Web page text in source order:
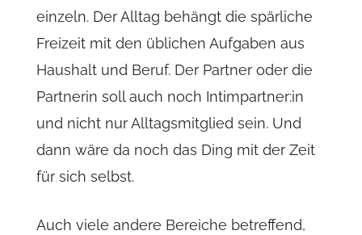
einzeln. Der Alltag behängt die spärliche
Freizeit mit den üblichen Aufgaben aus
Haushalt und Beruf. Der Partner oder die
Partnerin soll auch noch Intimpartner:in
und nicht nur Alltagsmitglied sein. Und
dann wäre da noch das Ding mit der Zeit
für sich selbst.
Auch viele andere Bereiche betreffend,